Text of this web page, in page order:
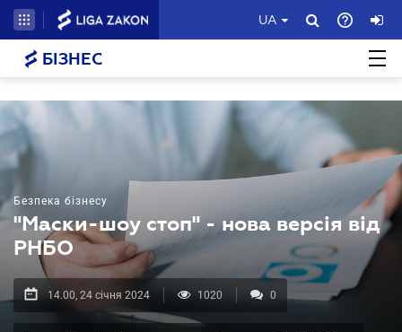
UA
БІЗНЕС
Безпека бізнесу
"Маски-шоу стоп" - нова версія від
РНБО
14.00, 24 січня 2024 1020 0